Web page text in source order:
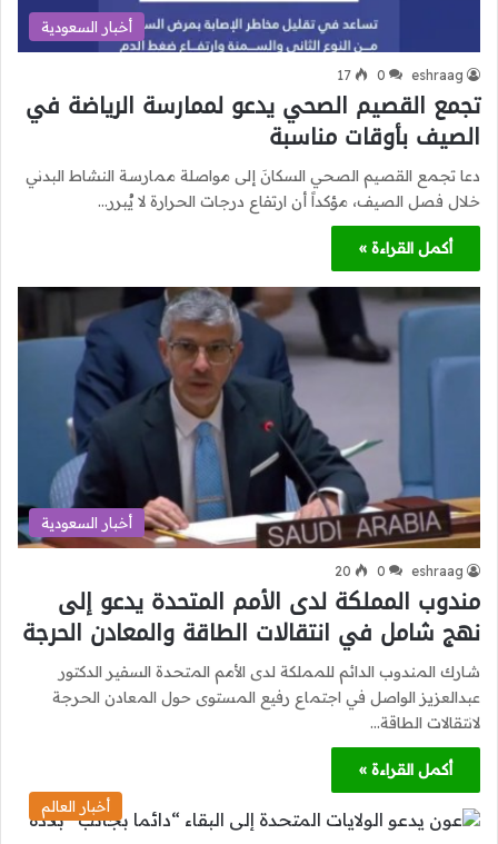
أخبار السعودية
eshraag
0
17
تجمع القصيم الصحي يدعو لممارسة الرياضة في
الصيف بأوقات مناسبة
دعا تجمع القصيم الصحي السكانَ إلى مواصلة ممارسة النشاط البدني
خلال فصل الصيف، مؤكداً أن ارتفاع درجات الحرارة لا يُبرر…
أكمل القراءة »
أخبار السعودية
eshraag
0
20
مندوب المملكة لدى الأمم المتحدة يدعو إلى
نهج شامل في انتقالات الطاقة والمعادن الحرجة
شارك المندوب الدائم للمملكة لدى الأمم المتحدة السفير الدكتور
عبدالعزيز الواصل في اجتماع رفيع المستوى حول المعادن الحرجة
لانتقالات الطاقة…
أكمل القراءة »
أخبار العالم